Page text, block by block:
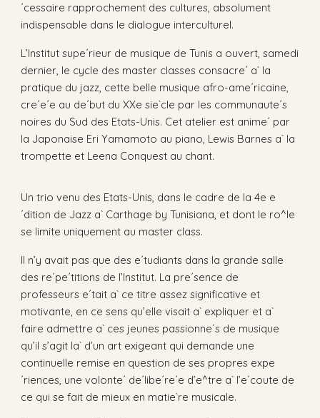
´cessaire rapprochement des cultures, absolument
indispensable dans le dialogue interculturel.
L’Institut supe´rieur de musique de Tunis a ouvert, samedi
dernier, le cycle des master classes consacre´ a` la
pratique du jazz, cette belle musique afro-ame´ricaine,
cre´e´e au de´but du XXe sie`cle par les communaute´s
noires du Sud des Etats-Unis. Cet atelier est anime´ par
la Japonaise Eri Yamamoto au piano, Lewis Barnes a` la
trompette et Leena Conquest au chant.
Un trio venu des Etats-Unis, dans le cadre de la 4e e
´dition de Jazz a` Carthage by Tunisiana, et dont le ro^le
se limite uniquement au master class.
Il n’y avait pas que des e´tudiants dans la grande salle
des re´pe´titions de l’Institut. La pre´sence de
professeurs e´tait a` ce titre assez significative et
motivante, en ce sens qu’elle visait a` expliquer et a`
faire admettre a` ces jeunes passionne´s de musique
qu’il s’agit la` d’un art exigeant qui demande une
continuelle remise en question de ses propres expe
´riences, une volonte´ de´libe´re´e d’e^tre a` l’e´coute de
ce qui se fait de mieux en matie`re musicale.